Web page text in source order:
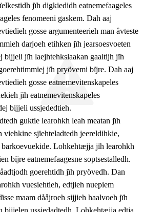
jïh digkiedidh eatnemefaageles
fenomeeni gaskem. Dah aaj
gosse argumenteerieh man åvteste
darjoeh etihken jïh jearsoesvoeten
bijjeli jïh laejhtehkslaakan gaaltijh jïh
jïh pryövemi bïjre. Dah aaj
gosse eatnemevitenskapeles
jïh eatnemevitenskapeles
bijjeli ussjededtieh.
guktie learohkh leah meatan jïh
viehkine sjïehteladtedh jeereldihkie,
Lohkehtæjja jïh learohkh
bïjre eatnemefaagesne soptsestalledh.
goerehtidh jïh pryövedh. Dan
vuesiehtieh, edtjieh nuepiem
maam dååjroeh sijjieh haalvoeh jïh